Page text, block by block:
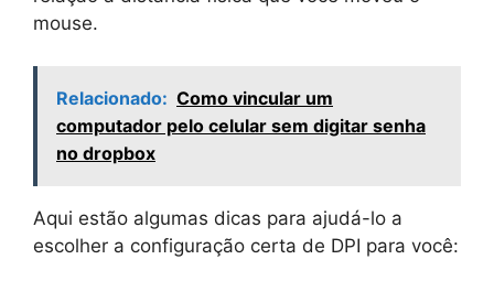
mouse.
Relacionado: Como vincular um
computador pelo celular sem digitar senha
no dropbox
Aqui estão algumas dicas para ajudá-lo a
escolher a configuração certa de DPI para você: